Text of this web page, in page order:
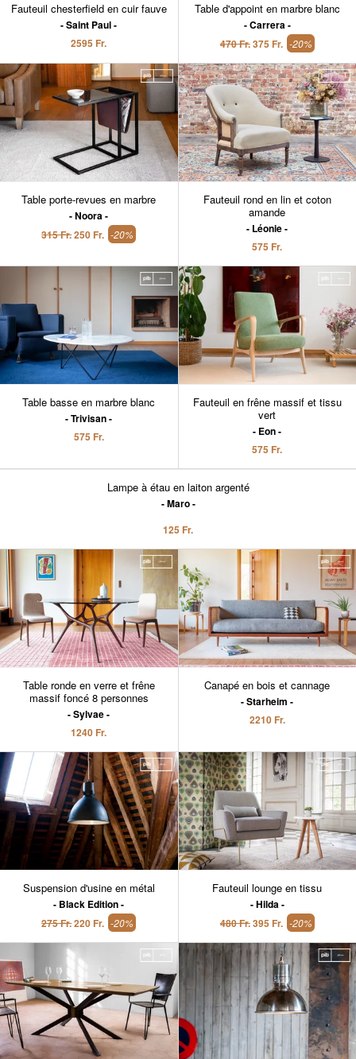
Fauteuil chesterfield en cuir fauve
Saint Paul
2595 Fr.
Table d'appoint en marbre blanc
Carrera
470 Fr.375 Fr. -20%
Table porte-revues en marbre
Noora
315 Fr.250 Fr. -20%
Fauteuil rond en lin et coton
amande
Léonie
575 Fr.
Table basse en marbre blanc
Trivisan
575 Fr.
Fauteuil en frêne massif et tissu
vert
Eon
575 Fr.
Lampe à étau en laiton argenté
Maro
125 Fr.
Table ronde en verre et frêne
massif foncé 8 personnes
Sylvae
1240 Fr.
Canapé en bois et cannage
Starheim
2210 Fr.
Suspension d'usine en métal
Black Edition
275 Fr.220 Fr. -20%
Fauteuil lounge en tissu
Hilda
480 Fr.395 Fr. -20%